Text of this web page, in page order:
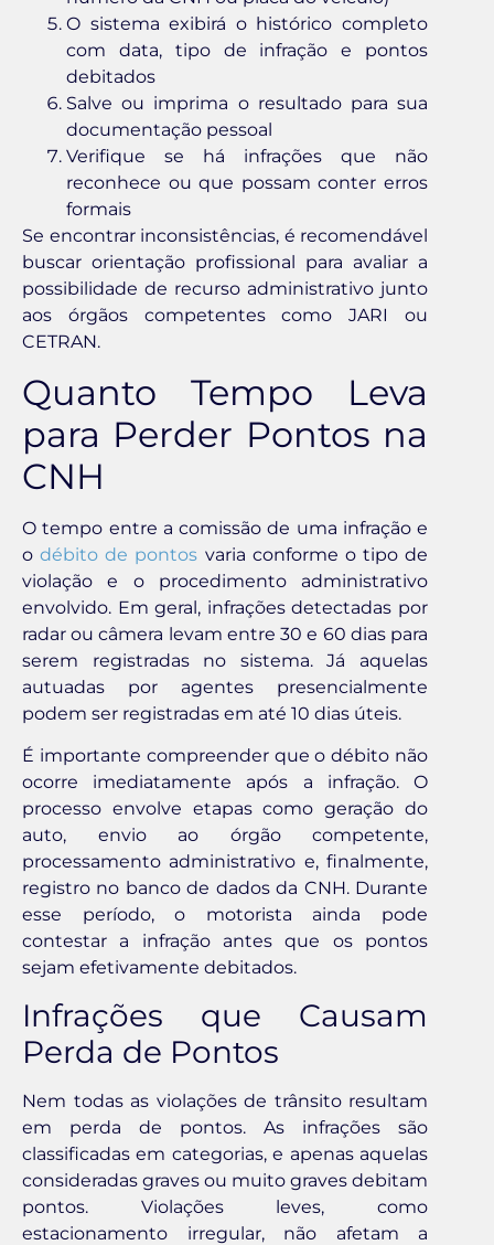
O sistema exibirá o histórico completo
com data, tipo de infração e pontos
debitados
Salve ou imprima o resultado para sua
documentação pessoal
Verifique se há infrações que não
reconhece ou que possam conter erros
formais
Se encontrar inconsistências, é recomendável
buscar orientação profissional para avaliar a
possibilidade de recurso administrativo junto
aos órgãos competentes como JARI ou
CETRAN.
Quanto Tempo Leva
para Perder Pontos na
CNH
O tempo entre a comissão de uma infração e
odébito de pontos varia conforme o tipo de
violação e o procedimento administrativo
envolvido. Em geral, infrações detectadas por
radar ou câmera levam entre 30 e 60 dias para
serem registradas no sistema. Já aquelas
autuadas por agentes presencialmente
podem ser registradas em até 10 dias úteis.
É importante compreender que o débito não
ocorre imediatamente após a infração. O
processo envolve etapas como geração do
auto, envio ao órgão competente,
processamento administrativo e, finalmente,
registro no banco de dados da CNH. Durante
esse período, o motorista ainda pode
contestar a infração antes que os pontos
sejam efetivamente debitados.
Infrações que Causam
Perda de Pontos
Nem todas as violações de trânsito resultam
em perda de pontos. As infrações são
classificadas em categorias, e apenas aquelas
consideradas graves ou muito graves debitam
pontos. Violações leves, como
estacionamento irregular, não afetam a